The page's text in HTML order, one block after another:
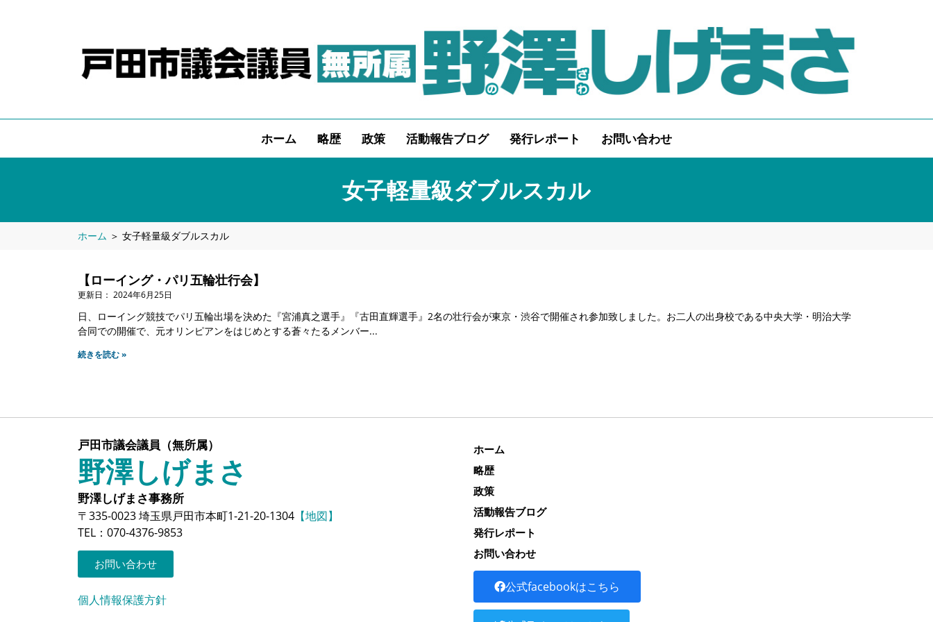
ホーム 略歴 政策 活動報告ブログ 発行レポート お問い合わせ
女子軽量級ダブルスカル
ホーム ＞ 女子軽量級ダブルスカル
【ローイング・パリ五輪壮行会】
2024年6月25日
日、ローイング競技でパリ五輪出場を決めた『宮浦真之選手』『古田直輝選手』2名の壮行会が東京・渋谷で開催され参加致しました。お二人の出身校である中央大学・明治大学
合同での開催で、元オリンピアンをはじめとする蒼々たるメンバー
続きを読む »
戸田市議会議員（無所属）
野澤しげまさ
野澤しげまさ事務所
〒335-0023 埼玉県戸田市本町1-21-20-1304 【地図】
TEL：070-4376-9853
お問い合わせ
個人情報保護方針
ホーム
略歴
政策
活動報告ブログ
発行レポート
お問い合わせ
公式facebookはこちら